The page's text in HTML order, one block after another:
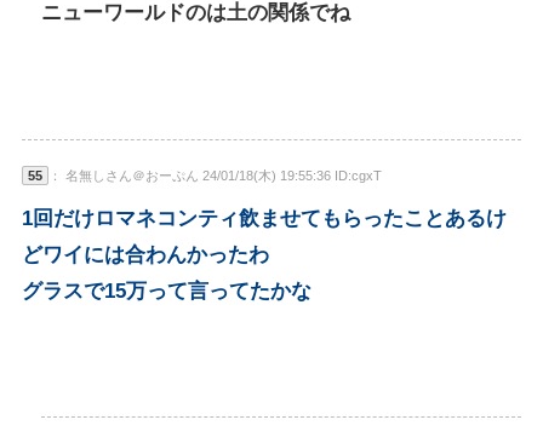
ニューワールドのは土の関係でね
55 ： 名無しさん＠おーぷん 24/01/18(木) 19:55:36 ID:cgxT
1回だけロマネコンティ飲ませてもらったことあるけ
どワイには合わんかったわ
グラスで15万って言ってたかな